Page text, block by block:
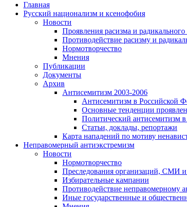
Главная
Русский национализм и ксенофобия
Новости
Проявления расизма и
Противодействие расизму и
Нормотворчество
Мнения
Публикации
Документы
Архив
Антисемитизм 2003-2006
Антисемитизм в Российской
Основные тенденции
Политический антисемитизм
Статьи, доклады, репортажи
Карта нападений по мотиву
Неправомерный антиэкстремизм
Новости
Нормотворчество
Преследования организаций, СМИ
Избирательные кампании
Противодействие неправомерному
Иные государственные и